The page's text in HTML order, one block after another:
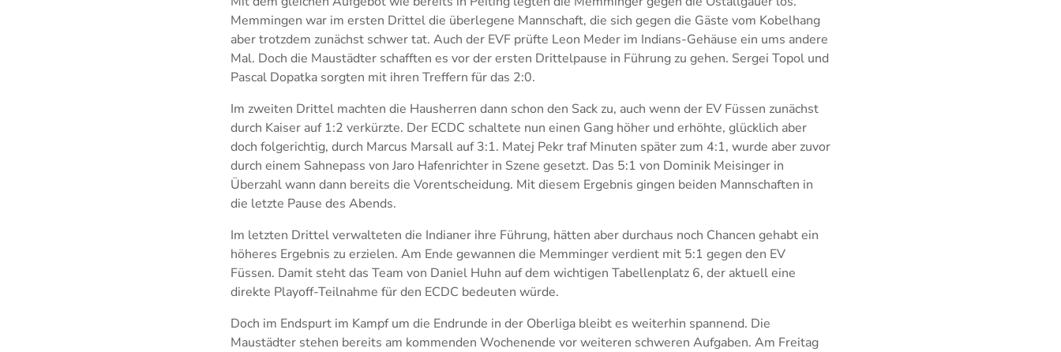
Memmingen war im ersten Drittel die überlegene Mannschaft, die sich gegen die Gäste vom Kobelhang
aber trotzdem zunächst schwer tat. Auch der EVF prüfte Leon Meder im Indians-Gehäuse ein ums andere
Mal. Doch die Maustädter schafften es vor der ersten Drittelpause in Führung zu gehen. Sergei Topol und
Pascal Dopatka sorgten mit ihren Treffern für das 2:0.
Im zweiten Drittel machten die Hausherren dann schon den Sack zu, auch wenn der EV Füssen zunächst
durch Kaiser auf 1:2 verkürzte. Der ECDC schaltete nun einen Gang höher und erhöhte, glücklich aber
doch folgerichtig, durch Marcus Marsall auf 3:1. Matej Pekr traf Minuten später zum 4:1, wurde aber zuvor
durch einem Sahnepass von Jaro Hafenrichter in Szene gesetzt. Das 5:1 von Dominik Meisinger in
Überzahl wann dann bereits die Vorentscheidung. Mit diesem Ergebnis gingen beiden Mannschaften in
die letzte Pause des Abends.
Im letzten Drittel verwalteten die Indianer ihre Führung, hätten aber durchaus noch Chancen gehabt ein
höheres Ergebnis zu erzielen. Am Ende gewannen die Memminger verdient mit 5:1 gegen den EV
Füssen. Damit steht das Team von Daniel Huhn auf dem wichtigen Tabellenplatz 6, der aktuell eine
direkte Playoff-Teilnahme für den ECDC bedeuten würde.
Doch im Endspurt im Kampf um die Endrunde in der Oberliga bleibt es weiterhin spannend. Die
Maustädter stehen bereits am kommenden Wochenende vor weiteren schweren Aufgaben. Am Freitag